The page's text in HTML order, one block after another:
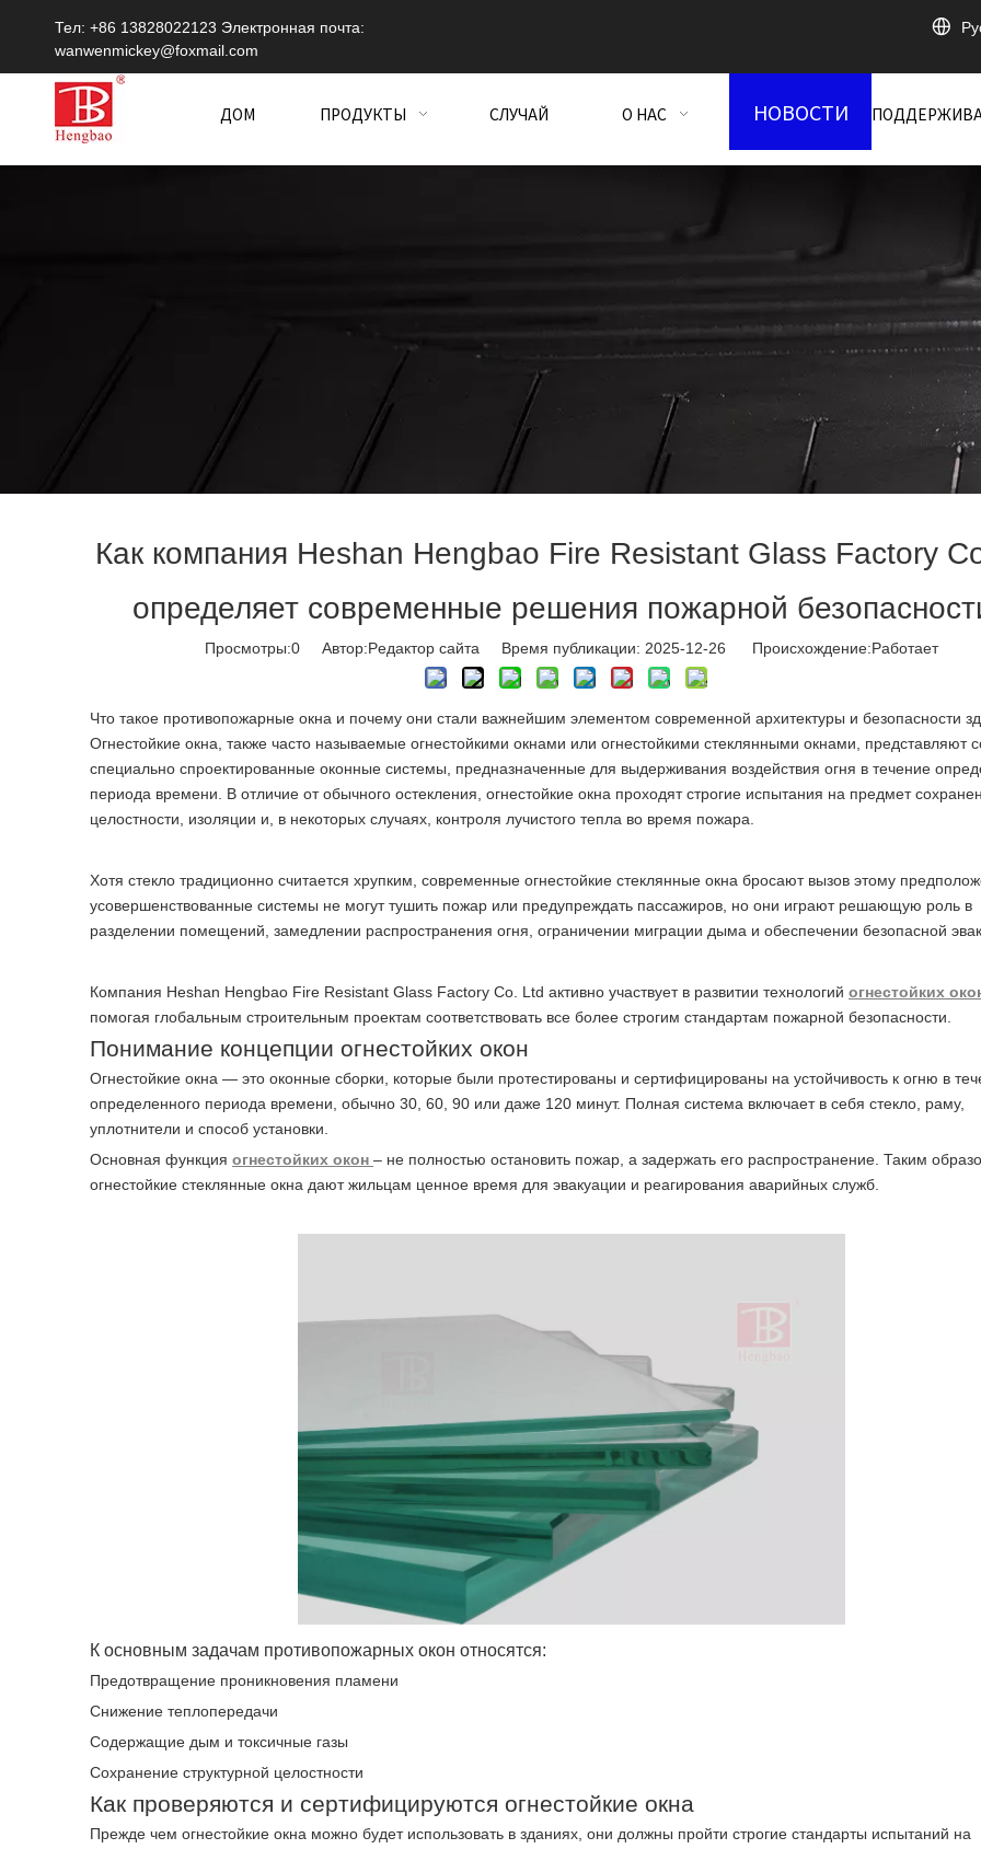
Тел: +86 13828022123 Электронная почта:
wanwenmickey@foxmail.com
ДОМ ПРОДУКТЫ СЛУЧАЙ О НАС НОВОСТИ
Как компания Heshan Hengbao Fire Resistant Glass Factory
определяет современные решения пожарной
Просмотры:0 Автор:Pедактор сайта Время публикации: 2025-12-26 Происхождение:Работает
Что такое противопожарные окна и почему они стали важнейшим элементом современной архитектуры и безопасности
Огнестойкие окна, также часто называемые огнестойкими окнами или огнестойкими стеклянными окнами, представляют
специально спроектированные оконные системы, предназначенные для выдерживания воздействия огня в течение
периода времени. В отличие от обычного остекления, огнестойкие окна проходят строгие испытания на предмет
целостности, изоляции и, в некоторых случаях, контроля лучистого тепла во время пожара.
Хотя стекло традиционно считается хрупким, современные огнестойкие стеклянные окна бросают вызов этому
усовершенствованные системы не могут тушить пожар или предупреждать пассажиров, но они играют решающую роль в
разделении помещений, замедлении распространения огня, ограничении миграции дыма и обеспечении безопасной
Компания Heshan Hengbao Fire Resistant Glass Factory Co. Ltd активно участвует в развитии технологий огнестойких
помогая глобальным строительным проектам соответствовать все более строгим стандартам пожарной безопасности.
Понимание концепции огнестойких окон
Огнестойкие окна — это оконные сборки, которые были протестированы и сертифицированы на устойчивость к огню в
определенного периода времени, обычно 30, 60, 90 или даже 120 минут. Полная система включает в себя стекло, раму,
уплотнители и способ установки.
Основная функция огнестойких окон – не полностью остановить пожар, а задержать его распространение. Таким
огнестойкие стеклянные окна дают жильцам ценное время для эвакуации и реагирования аварийных служб.
К основным задачам противопожарных окон относятся:
Предотвращение проникновения пламени
Снижение теплопередачи
Содержащие дым и токсичные газы
Сохранение структурной целостности
Как проверяются и сертифицируются огнестойкие окна
Прежде чем огнестойкие окна можно будет использовать в зданиях, они должны пройти строгие стандарты испытаний на